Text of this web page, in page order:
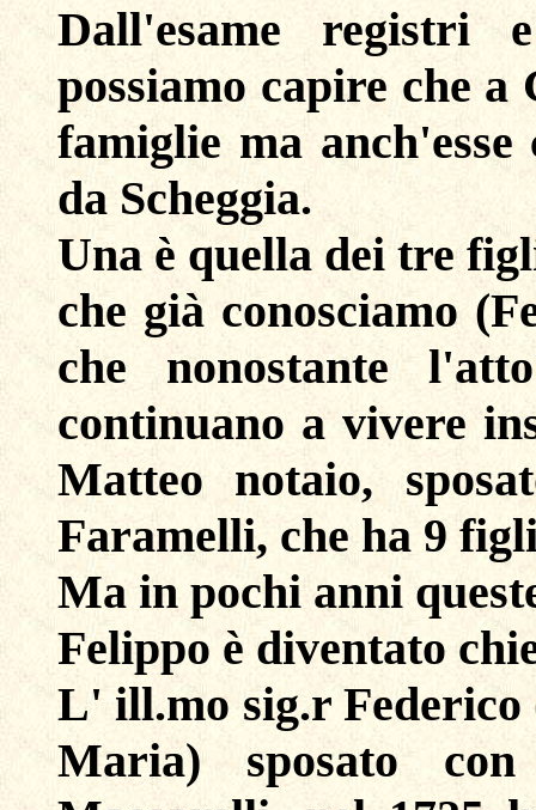
Dall'esame registri
possiamo capire che
famiglie ma
da Scheggia.
Una è quella dei tre
che già conosciamo
che nonostante
continuano a vivere
Matteo notaio,
Faramelli, che ha 9
Ma in pochi anni
Felippo è diventato
L' ill.mo sig.r
Maria) sposato